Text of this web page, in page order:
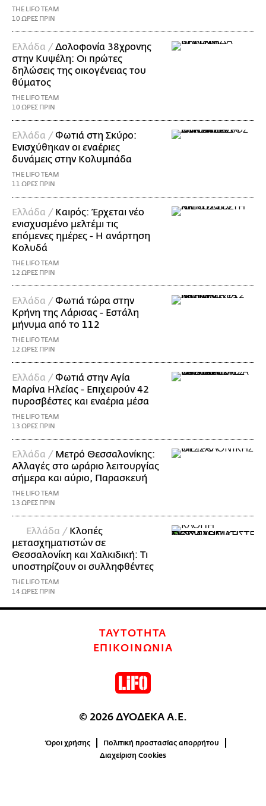
THE LIFO TEAM
10 ΩΡΕΣ ΠΡΙΝ
Ελλάδα /Δολοφονία 38χρονης
στην Κυψέλη: Οι πρώτες
δηλώσεις της οικογένειας του
θύματος
THE LIFO TEAM
10 ΩΡΕΣ ΠΡΙΝ
Ελλάδα /Φωτιά στη Σκύρο:
Ενισχύθηκαν οι εναέριες
δυνάμεις στην Κολυμπάδα
THE LIFO TEAM
11 ΩΡΕΣ ΠΡΙΝ
Ελλάδα / Καιρός: Έρχεται νέο
ενισχυσμένο μελτέμι τις
επόμενες ημέρες - Η ανάρτηση
Κολυδά
THE LIFO TEAM
12 ΩΡΕΣ ΠΡΙΝ
Ελλάδα /Φωτιά τώρα στην
Κρήνη της Λάρισας - Εστάλη
μήνυμα από το 112
THE LIFO TEAM
12 ΩΡΕΣ ΠΡΙΝ
Ελλάδα /Φωτιά στην Αγία
Μαρίνα Ηλείας - Επιχειρούν 42
πυροσβέστες και εναέρια μέσα
THE LIFO TEAM
13 ΩΡΕΣ ΠΡΙΝ
Ελλάδα / Μετρό Θεσσαλονίκης:
Αλλαγές στο ωράριο λειτουργίας
σήμερα και αύριο, Παρασκευή
THE LIFO TEAM
13 ΩΡΕΣ ΠΡΙΝ
Ελλάδα / Κλοπές
μετασχηματιστών σε
Θεσσαλονίκη και Χαλκιδική: Τι
υποστηρίζουν οι συλληφθέντες
THE LIFO TEAM
14 ΩΡΕΣ ΠΡΙΝ
ΤΑΥΤΟΤΗΤΑ
ΕΠΙΚΟΙΝΩΝΙΑ
© 2026 ΔΥΟΔΕΚΑ Α.Ε.
Όροι χρήσης
Πολιτική προστασίας απορρήτου
Διαχείριση Cookies